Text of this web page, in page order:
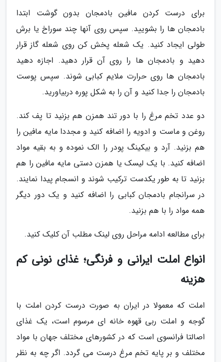
برای درست کردن مافین بادمجان بدون گوشت ابتدا
بادمجان ها را بشویید. سپس روی آنها چند سوراخ یا برش
طولی ایجاد کنید. یک شعله پخش کن روی شعله گاز قرار
دهید و بادمجان ها را روی آن قرار دهید. اجازه دهید
بادمجان ها روی حرارت ملایم کبابی شوند. سپس پوست
بادمجان را جدا کنید و آن را به شکل پوره دربیاورید.
دو عدد تخم مرغ را با دور تند همزن هم بزنید تا پف کند.
روغن و ماست و ادویه را اضافه کنید و مجددا مایه مافین را
هم بزنید. آرد و بیکینگ پودر را الک نموده و به بقیه مواد
اضافه کنید. با یک لیسک یا همزن دستی مایه مافین را هم
بزنید تا به طور یکدست ترکیب شوند و انسجام پیدا نمایند.
در سرانجام بادمجان کبابی را اضافه کنید و یک دور دیگر
همه مواد را با هم بزنید.
برای مطالعه ادامه مراحل روی لینک مطلب آن کلیک کنید.
انواع املت ایرانی و فرنگی؛ غذای نونی کم
هزینه
املت که معمولا در ایران به صورت درست کردن املت با
گوجه و املت ربی قهوه خانه ای مرسوم است، یک غذای
اصالتا فرانسوی است که در کشورهای مختلف جهان با مواد
مختلف و بر پایه تخم مرغ درست می گردد. اگر چه به نظر